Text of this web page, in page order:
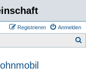
Anmelden
Registrieren